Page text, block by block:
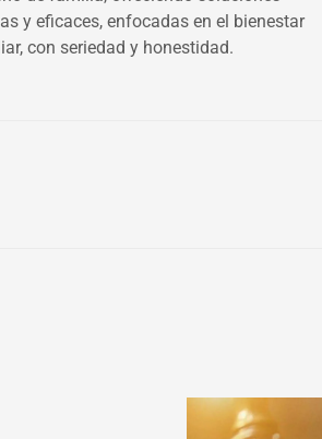
y eficaces, enfocadas en el bienestar
con seriedad y honestidad.